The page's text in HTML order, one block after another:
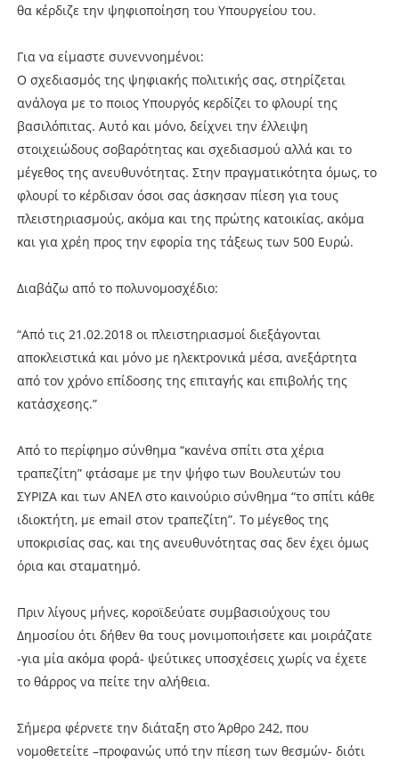
θα κέρδιζε την ψηφιοποίηση του Υπουργείου του.
Για να είμαστε συνεννοημένοι:
Ο σχεδιασμός της ψηφιακής πολιτικής σας, στηρίζεται
ανάλογα με το ποιος Υπουργός κερδίζει το φλουρί της
βασιλόπιτας. Αυτό και μόνο, δείχνει την έλλειψη
στοιχειώδους σοβαρότητας και σχεδιασμού αλλά και το
μέγεθος της ανευθυνότητας. Στην πραγματικότητα όμως, το
φλουρί το κέρδισαν όσοι σας άσκησαν πίεση για τους
πλειστηριασμούς, ακόμα και της πρώτης κατοικίας, ακόμα
και για χρέη προς την εφορία της τάξεως των 500 Ευρώ.
Διαβάζω από το πολυνομοσχέδιο:
“Από τις 21.02.2018 οι πλειστηριασμοί διεξάγονται
αποκλειστικά και μόνο με ηλεκτρονικά μέσα, ανεξάρτητα
από τον χρόνο επίδοσης της επιταγής και επιβολής της
κατάσχεσης.”
Από το περίφημο σύνθημα “κανένα σπίτι στα χέρια
τραπεζίτη” φτάσαμε με την ψήφο των Βουλευτών του
ΣΥΡΙΖΑ και των ΑΝΕΛ στο καινούριο σύνθημα “το σπίτι κάθε
ιδιοκτήτη, με email στον τραπεζίτη”. Το μέγεθος της
υποκρισίας σας, και της ανευθυνότητας σας δεν έχει όμως
όρια και σταματημό.
Πριν λίγους μήνες, κοροϊδεύατε συμβασιούχους του
Δημοσίου ότι δήθεν θα τους μονιμοποιήσετε και μοιράζατε
-για μία ακόμα φορά- ψεύτικες υποσχέσεις χωρίς να έχετε
το θάρρος να πείτε την αλήθεια.
Σήμερα φέρνετε την διάταξη στο Άρθρο 242, που
νομοθετείτε –προφανώς υπό την πίεση των θεσμών- διότι